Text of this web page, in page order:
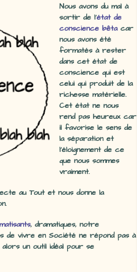
Nous avons du mal à
sortir de l'état de
conscience bêtacar
nous avons été
formatés à rester
dans cet état de
conscience qui est
celui qui produit de la
richesse matérielle.
Cet état ne nous
rend pas heureux car
il favorise le sens de
la séparation et
l'éloignement de ce
que nous sommes
vraiment.
au Tout et nous donne la
, dramatiques, notre
de vivre en Société ne répond pas à
un outil idéal pour se